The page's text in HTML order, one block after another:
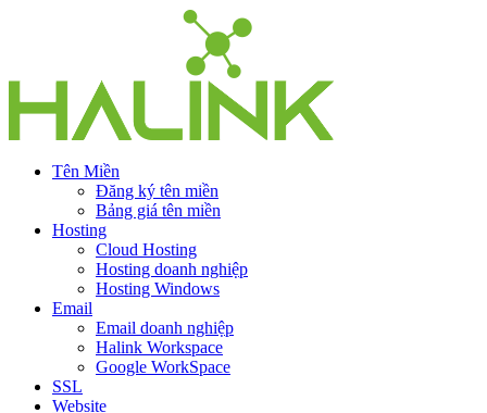
Tên Miền
Đăng ký tên miền
Bảng giá tên miền
Hosting
Cloud Hosting
Hosting doanh nghiệp
Hosting Windows
Email
Email doanh nghiệp
Halink Workspace
Google WorkSpace
SSL
Website